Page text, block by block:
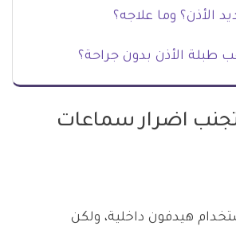
الأذن؟ وما علاجه؟
طبلة الأذن بدون جراحة؟
اضرار سماعات
هيدفون داخلية، ولكن